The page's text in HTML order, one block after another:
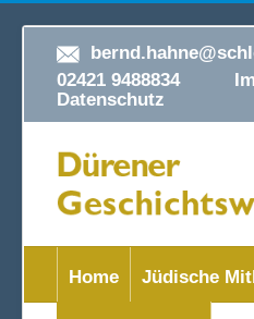
02421 9488834
Datenschutz
Home Jüdische